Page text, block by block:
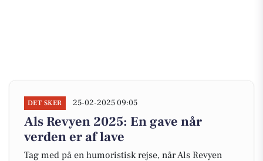
DET SKER 25-02-2025 09:05
Als Revyen 2025: En gave når
verden er af lave
Tag med på en humoristisk rejse, når Als Revyen